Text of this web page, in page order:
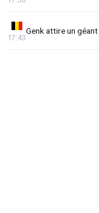
Genk attire un
17:43